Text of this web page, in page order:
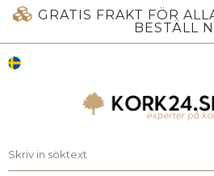
GRATIS FRAKT FÖR
BESTÄLL